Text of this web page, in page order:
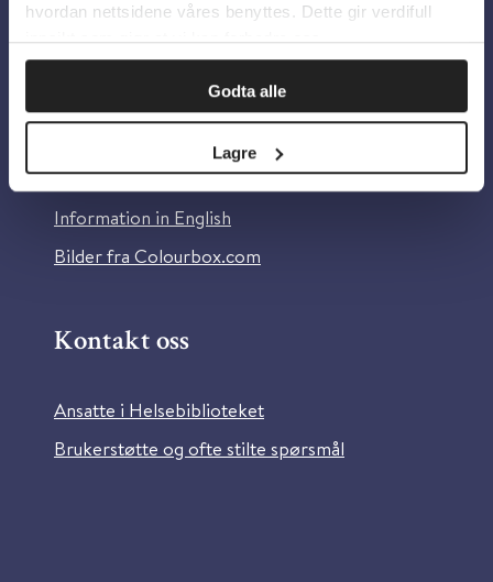
hvordan nettsidene våres benyttes. Dette gir verdifull
innsikt som gjør at vi kan forbedre oss.
Godta alle
Lagre
Om oss
Om Helsebiblioteket
Personvern og informasjonskapsler
Tilgjengelighetserklæring
Information in English
Bilder fra Colourbox.com
Kontakt oss
Ansatte i Helsebiblioteket
Brukerstøtte og ofte stilte spørsmål